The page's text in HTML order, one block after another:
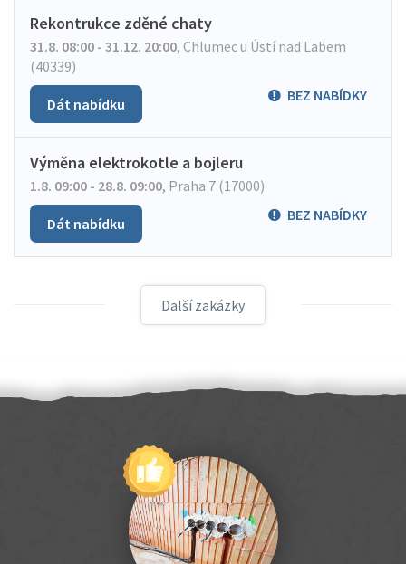
Rekontrukce zděné chaty
31.8. 08:00 - 31.12. 20:00, Chlumec u Ústí nad Labem
(40339)
BEZ NABÍDKY
Dát nabídku
Výměna elektrokotle a bojleru
1.8. 09:00 - 28.8. 09:00, Praha 7 (17000)
BEZ NABÍDKY
Dát nabídku
Další zakázky